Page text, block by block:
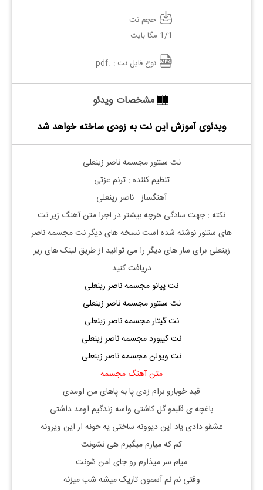
حجم نت :
1/1 مگا بایت
نوع فایل نت : .pdf
مشخصات ویدئو
ویدئوی آموزش این نت به زودی ساخته خواهد شد
نت سنتور مجسمه ناصر زینعلی
تنظیم کننده : ترنم عزتی
آهنگساز : ناصر زینعلی
نکته : جهت سادگی هرچه بیشتر در اجرا متن آهنگ زیر نت
های سنتورنوشته شده است نسخه های دیگر نتمجسمه ناصر
زینعلیبرای ساز های دیگر را می توانید از طریق لینک های زیر
دریافت کنید
نت پیانو مجسمه ناصر زینعلی
نت سنتور مجسمه ناصر زینعلی
نت گیتار مجسمه ناصر زینعلی
نت کیبورد مجسمه ناصر زینعلی
نت ویولن مجسمه ناصر زینعلی
متن آهنگ مجسمه
قید خوبارو برام زدی پا به پاهای من اومدی
باغچه ی قلبمو گل کاشتی واسه زندگیم اومد داشتی
عشقو دادی یاد این دیوونه ساختی یه خونه از این ویرونه
کم که میارم میگیرم هی نشونت
میام سر میذارم رو جای امن شونت
وقتی نم نم آسمون تاریک میشه شب میزنه